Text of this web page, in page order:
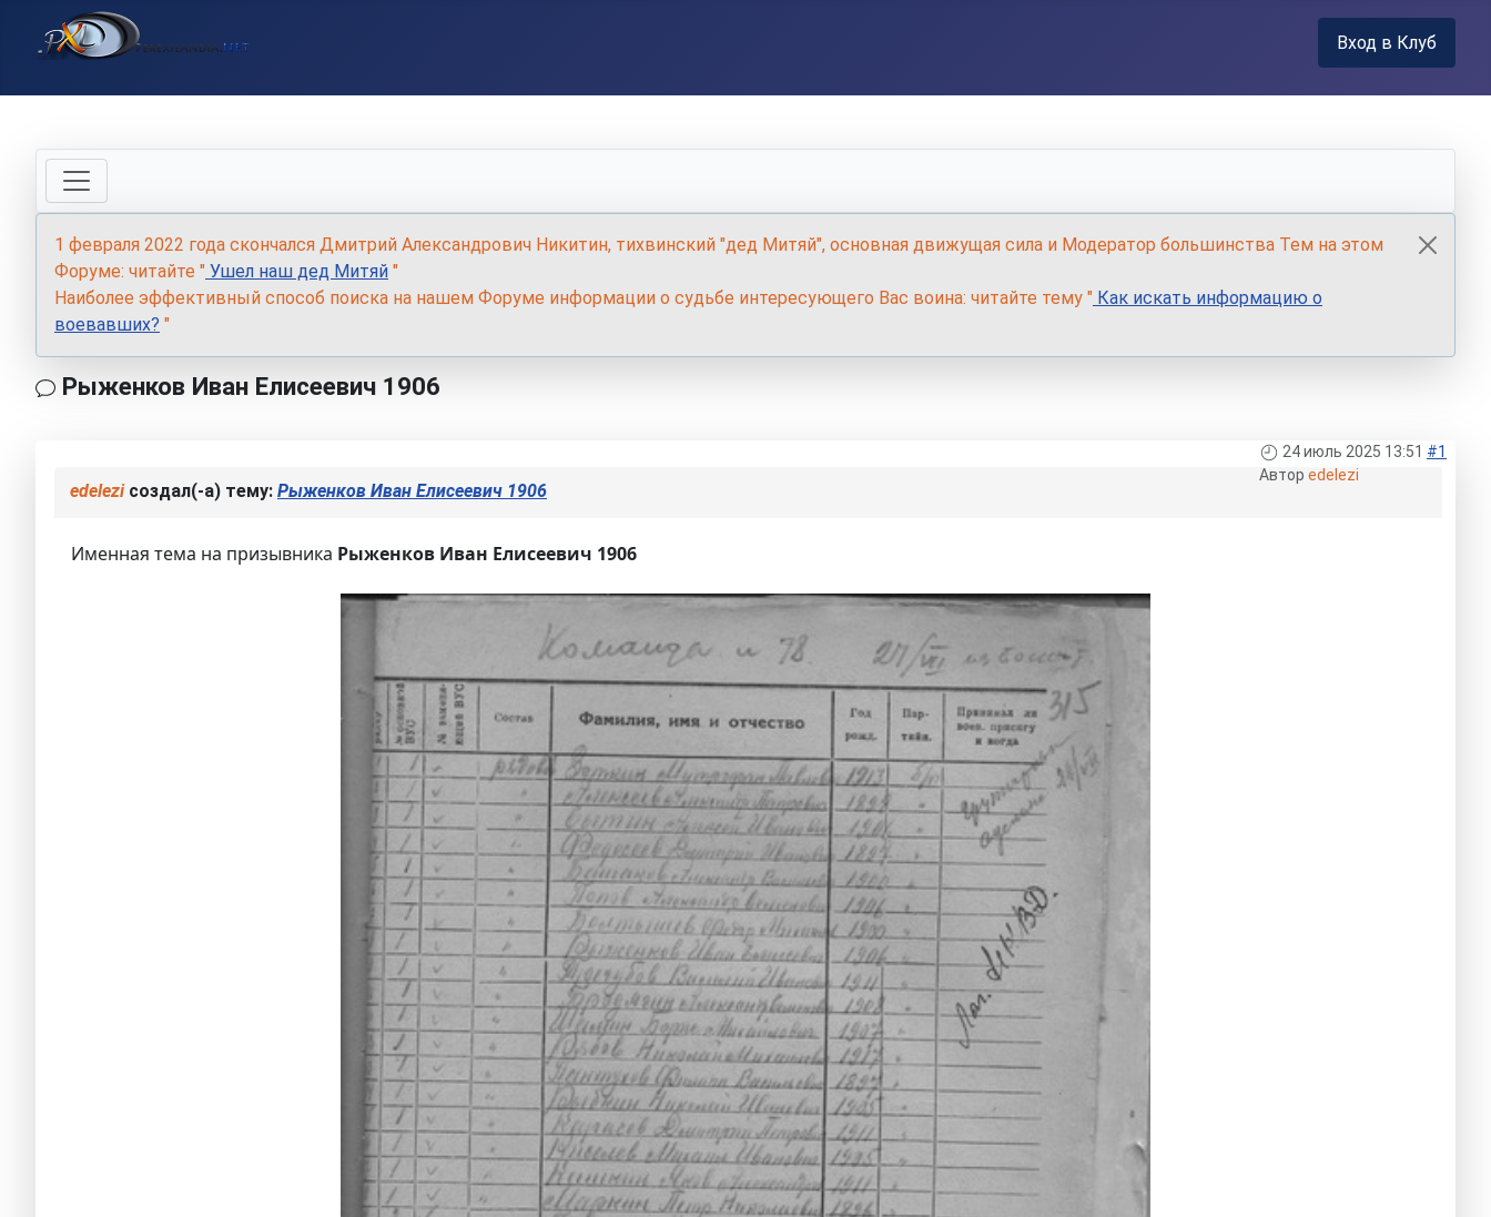
Вход в Клуб
1 февраля 2022 года скончался Дмитрий Александрович Никитин, тихвинский "дед Митяй", основная движущая сила и Модератор большинства Тем на этом
Форуме: читайте " Ушел наш дед Митяй "
Наиболее эффективный способ поиска на нашем Форуме информации о судьбе интересующего Вас воина: читайте тему " Как искать информацию о
воевавших? "
Рыженков Иван Елисеевич 1906
24 июль 2025 13:51 #1
Автор edelezi
edeleziсоздал(-а) тему: Рыженков Иван Елисеевич 1906
Именная тема на призывника Рыженков Иван Елисеевич 1906